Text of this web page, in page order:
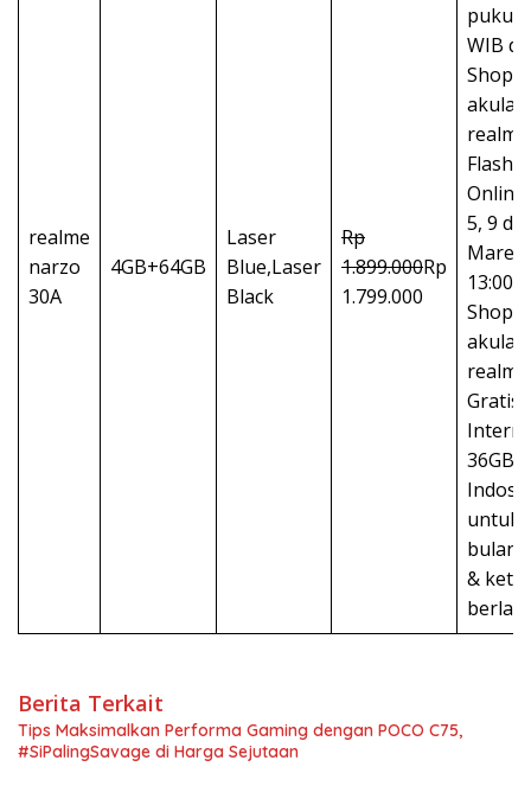
realme
narzo
30A
4GB+64GB
Laser
Blue,Laser
Black
Rp
1.899.000Rp
1.799.000
pukul
WIB di
Flash
Online
5, 9
Maret
13:00
Gratis
36GB
untuk
bulan.
&
Berita Terkait
Tips Maksimalkan Performa Gaming dengan POCO C75,
#SiPalingSavage di Harga Sejutaan